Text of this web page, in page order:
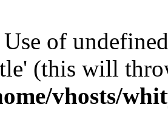
Use of
(this will
vhosts/